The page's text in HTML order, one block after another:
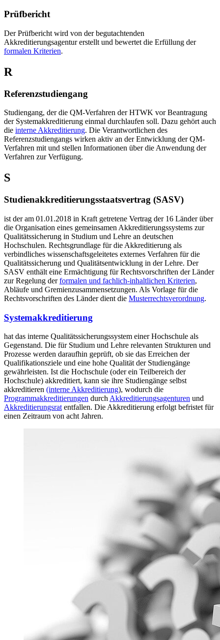
Prüfbericht
Der Prüfbericht wird von der begutachtenden
Akkreditierungsagentur erstellt und bewertet die Erfüllung der
formalen Kriterien.
R
Referenzstudiengang
Studiengang, der die QM-Verfahren der HTWK vor Beantragung
der Systemakkreditierung einmal durchlaufen soll. Dazu gehört auch
die interne Akkreditierung. Die Verantwortlichen des
Referenzstudiengangs wirken aktiv an der Entwicklung der QM-
Verfahren mit und stellen Informationen über die Anwendung der
Verfahren zur Verfügung.
S
Studienakkreditierungsstaatsvertrag (SASV)
ist der am 01.01.2018 in Kraft getretene Vertrag der 16 Länder über
die Organisation eines gemeinsamen Akkreditierungssystems zur
Qualitätssicherung in Studium und Lehre an deutschen
Hochschulen. Rechtsgrundlage für die Akkreditierung als
verbindliches wissenschaftsgeleitetes externes Verfahren für die
Qualitätssicherung und Qualitätsentwicklung in der Lehre. Der
SASV enthält eine Ermächtigung für Rechtsvorschriften der Länder
zur Regelung derformalen und fachlich-inhaltlichen Kriterien,
Abläufe und Gremienzusammensetzungen. Als Vorlage für die
Rechtsvorschriften des Länder dient die Musterrechtsverordnung.
Systemakkreditierung
hat das interne Qualitätssicherungssystem einer Hochschule als
Gegenstand. Die für Studium und Lehre relevanten Strukturen und
Prozesse werden daraufhin geprüft, ob sie das Erreichen der
Qualifikationsziele und eine hohe Qualität der Studiengänge
gewährleisten. Ist die Hochschule (oder ein Teilbereich der
Hochschule) akkreditiert, kann sie ihre Studiengänge selbst
akkreditieren (interne Akkreditierung), wodurch die
Programmakkreditierungen durchAkkreditierungsagenturen und
Akkreditierungsratentfallen. Die Akkreditierung erfolgt befristet für
einen Zeitraum von acht Jahren.